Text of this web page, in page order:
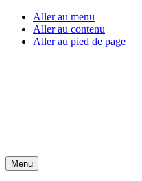
Aller au menu
Aller au contenu
Aller au pied de page
Menu